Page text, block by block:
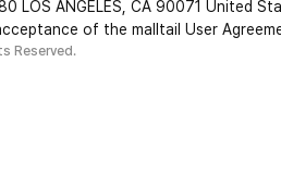
LOS ANGELES, CA 90071 United
of the malltail User
Reserved.